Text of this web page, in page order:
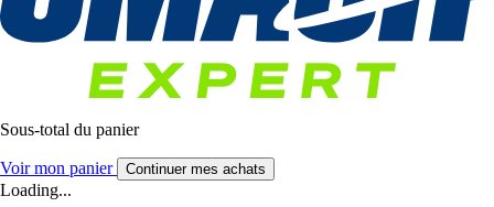
Sous-total du panier
Voir mon panier Continuer mes achats
Loading...